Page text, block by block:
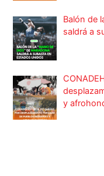
Balón de
saldrá a
y